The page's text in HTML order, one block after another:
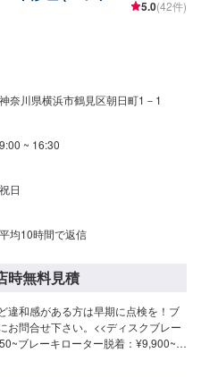
5.0(42件)
神奈川県横浜市鶴見区朝日町1－1
9:00 ~ 16:30
祝日
平均10時間で返信
時無料見積
違和感がある方は早期に点検を！ブ
お問合せ下さい。<<ディスクブレー
ブレーキローター脱着：¥9,900~ブ